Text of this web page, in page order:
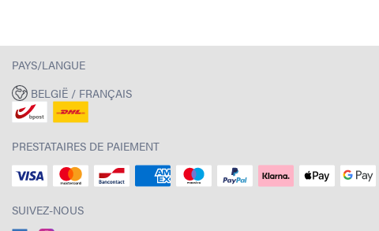
PAYS/LANGUE
BELGIË / FRANÇAIS
PRESTATAIRES DE PAIEMENT
SUIVEZ-NOUS